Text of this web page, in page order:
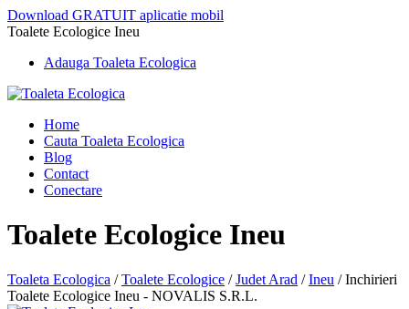
Download GRATUIT aplicatie mobil
Toalete Ecologice Ineu
Adauga Toaleta Ecologica
Home
Cauta Toaleta Ecologica
Blog
Contact
Conectare
Toalete Ecologice Ineu
Toaleta Ecologica /Toalete Ecologice /Judet Arad /Ineu /Inchirieri
Toalete Ecologice Ineu - NOVALIS S.R.L.